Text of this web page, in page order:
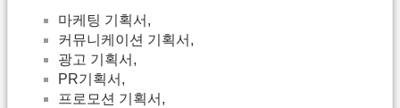
마케팅 기획서,
커뮤니케이션 기획서,
광고 기획서,
PR기획서,
프로모션 기획서,